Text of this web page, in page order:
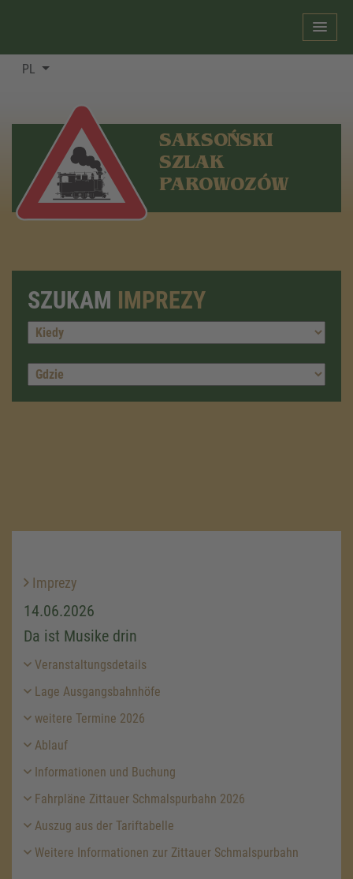
PL
SAKSOŃSKI
SZLAK
PAROWOZÓW
SZUKAM IMPREZY
Imprezy
14.06.2026
Da ist Musike drin
Veranstaltungsdetails
Lage Ausgangsbahnhöfe
weitere Termine 2026
Ablauf
Informationen und Buchung
Fahrpläne Zittauer Schmalspurbahn 2026
Auszug aus der Tariftabelle
Weitere Informationen zur Zittauer Schmalspurbahn